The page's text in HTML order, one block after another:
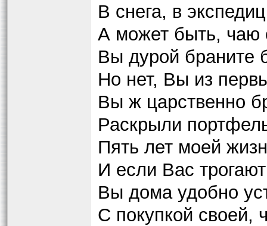
В снега, в
А может быть, чаю
Вы дурой браните
Но нет, Вы из
Вы ж царственно
Раскрыли
Пять лет моей
И если Вас
Вы дома удобно
С покупкой своей,